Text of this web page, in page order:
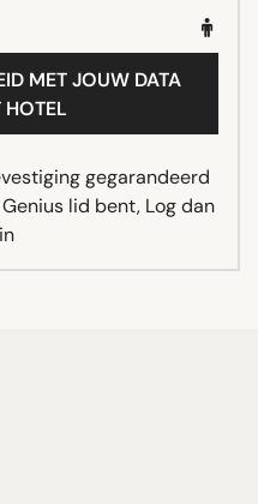
MET JOUW DATA
gegarandeerd
lid bent, Log dan